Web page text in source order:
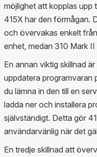
möjlighet att kopplas upp
415X har den förmågan.
och övervakas enkelt
enhet, medan 310 Mark
En annan viktig skillnad
uppdatera programvaran
du lämna in den till en
ladda ner och installera
självständigt. Detta gör
användarvänlig när det
En tredje skillnad att